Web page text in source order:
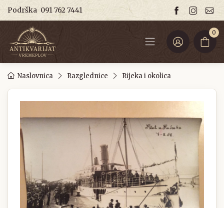
Podrška 091 762 7441
0
Naslovnica Razglednice Rijeka i okolica